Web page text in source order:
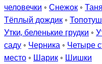
человечки ◦ Снежок ◦
Тёплый дождик ◦
Утки, беленькие грудки ◦
саду ◦ Черника ◦ Четыре
место ◦ Шарик ◦ Шишки